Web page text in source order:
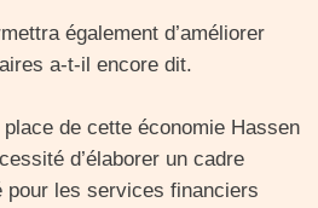
également d’améliorer
a-t-il encore dit.
de cette économie Hassen
d’élaborer un cadre
pour les services financiers